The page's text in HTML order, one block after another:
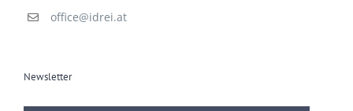
office@idrei.at
Newsletter